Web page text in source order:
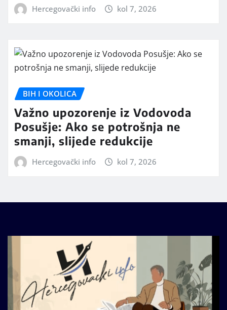
Hercegovački info kol 7, 2026
BIH I OKOLICA
Važno upozorenje iz Vodovoda
Posušje: Ako se potrošnja ne
smanji, slijede redukcije
Hercegovački info kol 7, 2026